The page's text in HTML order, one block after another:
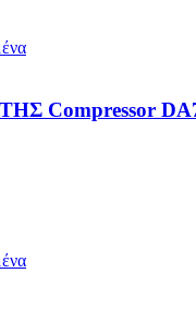
Compressor